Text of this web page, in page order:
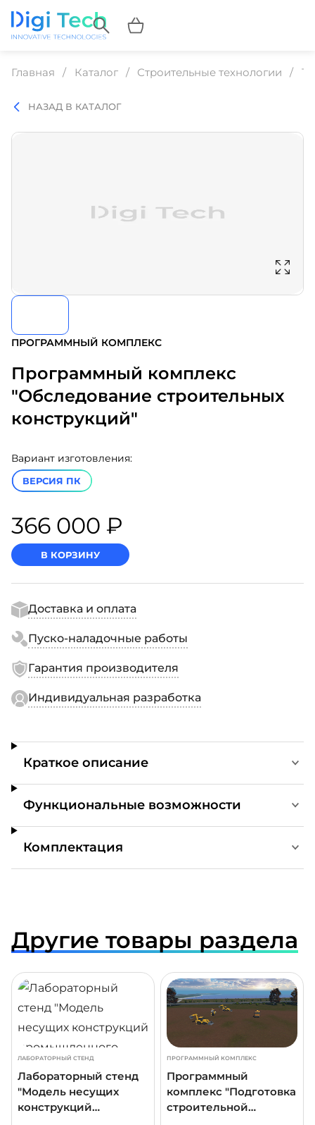
Главная Каталог Строительные технологии
НАЗАД В КАТАЛОГ
ПРОГРАММНЫЙ КОМПЛЕКС
Программный комплекс
"Обследование строительных
конструкций"
Вариант изготовления:
ВЕРСИЯ ПК
366 000 ₽
В КОРЗИНУ
Доставка и оплата
Пуско-наладочные работы
Гарантия производителя
Индивидуальная разработка
Краткое описание
Функциональные возможности
Комплектация
Другие товары раздела
ЛАБОРАТОРНЫЙ СТЕНД
Лабораторный стенд
"Модель несущих
конструкций
ПРОГРАММНЫЙ КОМПЛЕКС
Программный
комплекс "Подготовка
строительной
ПОДРОБНЕЕ